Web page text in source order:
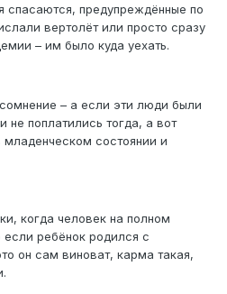
предупреждённые по
вертолёт или просто сразу
– им было куда уехать.
– а если эти люди были
поплатились тогда, а вот
состоянии и
когда человек на полном
ребёнок родился с
он сам виноват, карма такая,